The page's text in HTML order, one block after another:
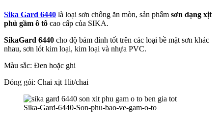
Sika Gard 6440 là loại sơn chống ăn mòn, sản phẩm sơn dạng xịt
phủ gầm ô tô cao cấp của SIKA.
SikaGard 6440 cho độ bám dính tốt trên các loại bề mặt sơn khác
nhau, sơn lót kim loại, kim loại và nhựa PVC.
Màu sắc: Đen hoặc ghi
Đóng gói: Chai xịt 1lit/chai
Sika-Gard-6440-Son-phu-bao-ve-gam-o-to